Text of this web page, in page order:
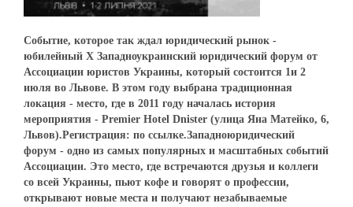
Событие, которое так ждал юридический рынок -
юбилейный Х Западноукраинский юридический форум от
Ассоциации юристов Украины, который состоится 1и 2
июля во Львове. В этом году выбрана традиционная
локация - место, где в 2011 году началась история
мероприятия - Premier Hotel Dnister (улица Яна Матейко, 6,
Львов).Регистрация: по ссылке.Западноюридический
форум - одно из самых популярных и масштабных событий
Ассоциации. Это место, где встречаются друзья и коллеги
со всей Украины, пьют кофе и говорят о профессии,
открывают новые места и получают незабываемые